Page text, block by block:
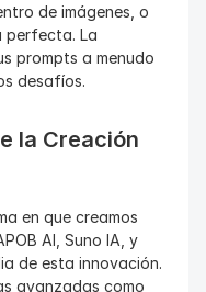
de imágenes, o
perfecta. La
prompts a menudo
desafíos.
la Creación
en que creamos
AI, Suno IA, y
de esta innovación.